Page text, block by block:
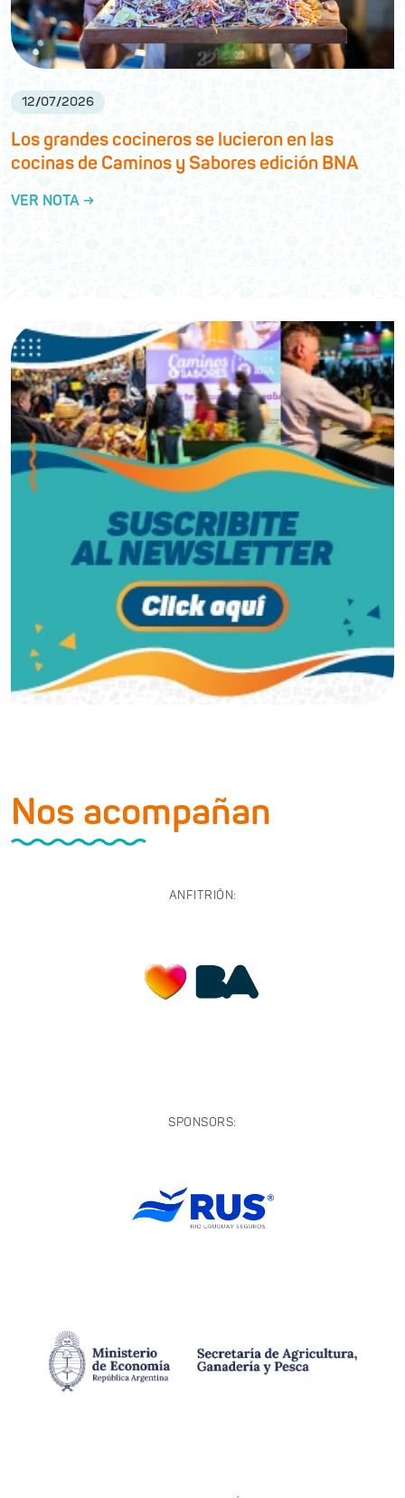
12/07/2026
Los grandes cocineros se lucieron en las
cocinas de Caminos y Sabores edición BNA
VER NOTA →
Nos acompañan
ANFITRIÓN:
SPONSORS: